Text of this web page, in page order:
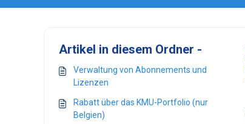
Artikel in diesem Ordner -
Verwaltung von Abonnements und
Lizenzen
Rabatt über das KMU-Portfolio (nur
Belgien)